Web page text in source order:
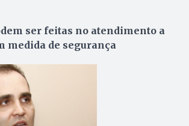
ser feitas no atendimento a
medida de segurança